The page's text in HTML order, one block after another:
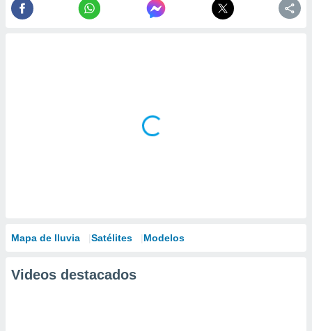
Mapa de lluvia Satélites Modelos
Videos destacados